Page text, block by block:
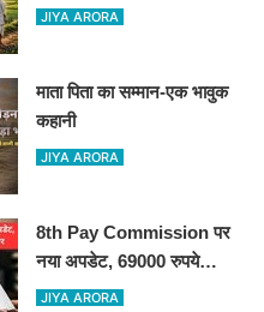
JIYA ARORA
माता पिता का सम्मान-एक भावुक
कहानी
JIYA ARORA
8th Pay Commission पर
नया अपडेट, 69000 रुपये
न्यूनतम वेतन पर ज़ोर
JIYA ARORA